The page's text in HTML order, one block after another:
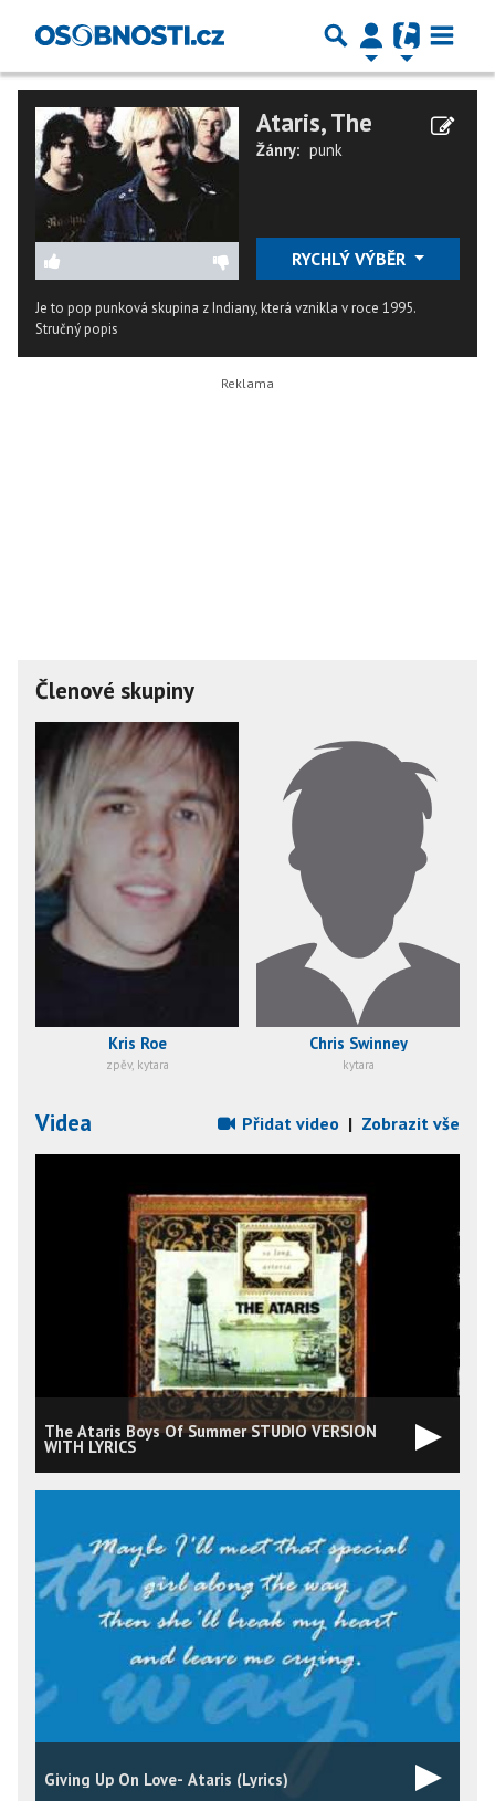
Ataris, The
Žánry: punk
RYCHLÝ VÝBĚR
Je to pop punková skupina z Indiany, která vznikla v roce 1995.
Stručný popis
Členové skupiny
Kris Roe
zpěv, kytara
Chris Swinney
kytara
Videa Přidat video | Zobrazit vše
The Ataris Boys Of Summer STUDIO VERSION
WITH LYRICS
Giving Up On Love- Ataris (Lyrics)